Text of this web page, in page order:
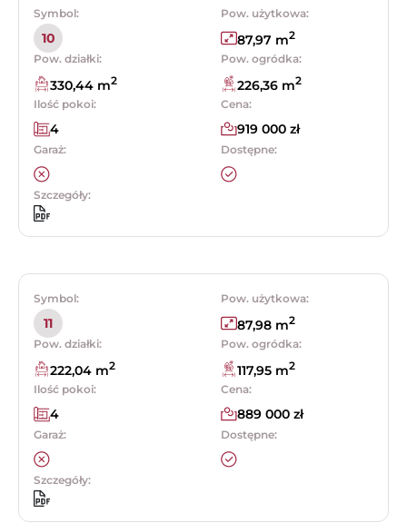
Symbol:
10
Pow. użytkowa:
87,97 m2
Pow. działki:
330,44 m2
Pow. ogródka:
226,36 m2
Ilość pokoi:
4
Cena:
919 000 zł
Garaż: Dostępne:
Szczegóły:
Symbol:
11
Pow. użytkowa:
87,98 m2
Pow. działki:
222,04 m2
Pow. ogródka:
117,95 m2
Ilość pokoi:
4
Cena:
889 000 zł
Garaż: Dostępne:
Szczegóły: